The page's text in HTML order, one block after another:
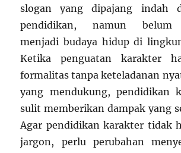
slogan yang dipajang indah
pendidikan, namun belum
menjadi budaya hidup di
Ketika penguatan karakter
formalitas tanpa keteladanan
yang mendukung, pendidikan
sulit memberikan dampak yang
Agar pendidikan karakter tidak
jargon, perlu perubahan